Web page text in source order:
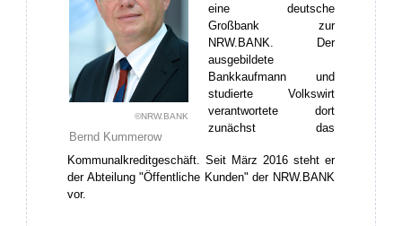
©NRW.BANK
Bernd Kummerow
eine deutsche
Großbank zur
NRW.BANK. Der
ausgebildete
Bankkaufmann und
studierte Volkswirt
verantwortete dort
zunächst das
Kommunalkreditgeschäft. Seit März 2016 steht er
der Abteilung "Öffentliche Kunden" der NRW.BANK
vor.